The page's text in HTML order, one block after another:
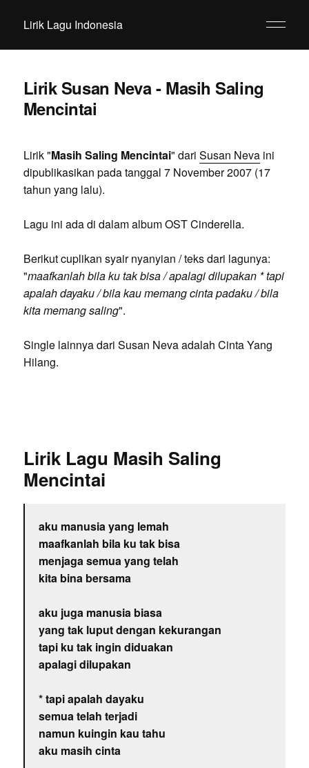
Lirik Lagu Indonesia
Lirik Susan Neva - Masih Saling
Mencintai
Lirik "Masih Saling Mencintai" dari Susan Nevaini
dipublikasikan pada tanggal 7 November 2007 (17
tahun yang lalu).
Lagu ini ada di dalam album OST Cinderella.
Berikut cuplikan syair nyanyian / teks dari lagunya:
"maafkanlah bila ku tak bisa / apalagi dilupakan * tapi
apalah dayaku / bila kau memang cinta padaku / bila
kita memang saling".
Single lainnya dari Susan Neva adalah Cinta Yang
Hilang.
Lirik Lagu Masih Saling
Mencintai
aku manusia yang lemah
maafkanlah bila ku tak bisa
menjaga semua yang telah
kita bina bersama
aku juga manusia biasa
yang tak luput dengan kekurangan
tapi ku tak ingin diduakan
apalagi dilupakan
* tapi apalah dayaku
semua telah terjadi
namun kuingin kau tahu
aku masih cinta